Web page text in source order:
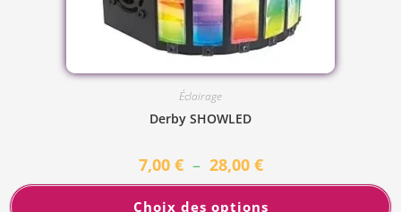
Éclairage
Derby SHOWLED
7,00 € – 28,00 €
Choix des options